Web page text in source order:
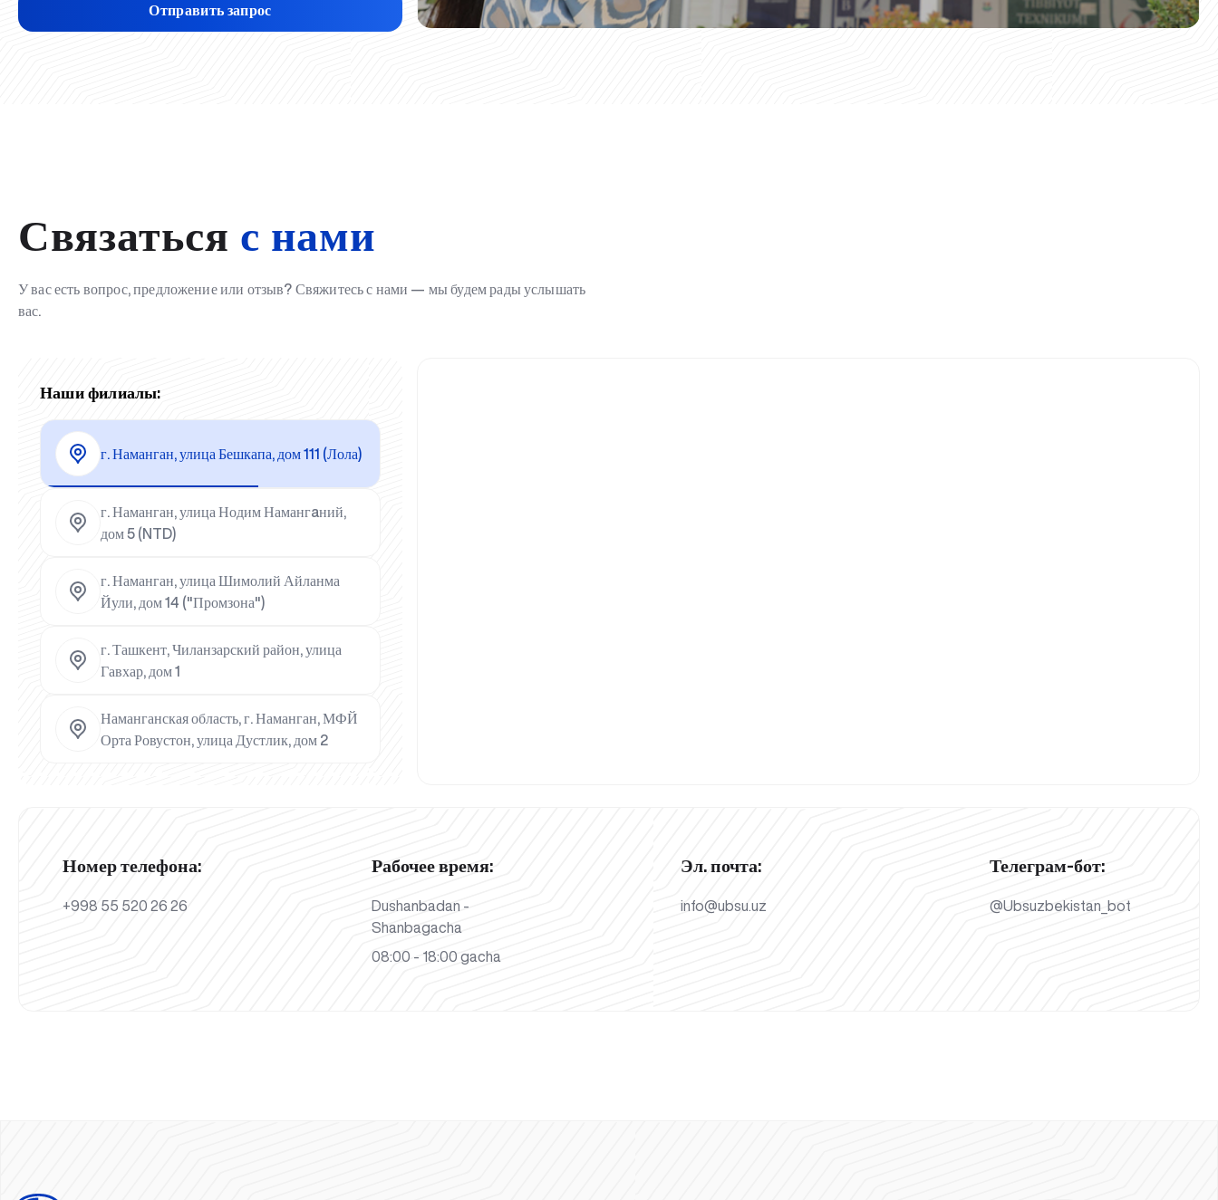
Отправить запрос
Связаться с нами
У вас есть вопрос, предложение или отзыв? Свяжитесь с нами — мы будем рады услышать
вас.
Наши филиалы:
г. Наманган, улица Бешкапа, дом 111 (Лола)
г. Наманган, улица Нодим Намангaний,
дом 5 (NTD)
г. Наманган, улица Шимолий Айланма
Йули, дом 14 ("Промзона")
г. Ташкент, Чиланзарский район, улица
Гавхар, дом 1
Наманганская область, г. Наманган, МФЙ
Орта Ровустон, улица Дустлик, дом 2
Номер телефона:
+998 55 520 26 26
Рабочее время:
Dushanbadan -
Shanbagacha
08:00 - 18:00 gacha
Эл. почта:
info@ubsu.uz
Телеграм-бот:
@Ubsuzbekistan_bot